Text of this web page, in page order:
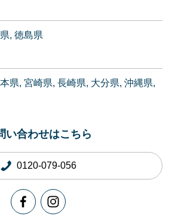
徳島県
県 宮崎県 長崎県 大分県 沖縄県
い合わせはこちら
0120-079-056